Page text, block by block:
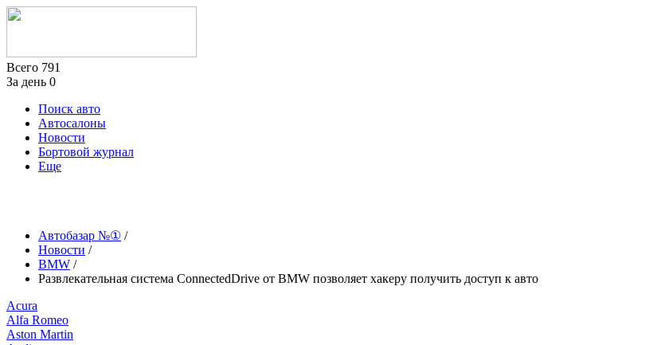
Всего 791
За день 0
Поиск авто
Автосалоны
Новости
Бортовой журнал
Еще
Автобазар №① /
Новости /
BMW /
Развлекательная система ConnectedDrive от BMW позволяет хакеру получить доступ к авто
Acura
Alfa Romeo
Aston Martin